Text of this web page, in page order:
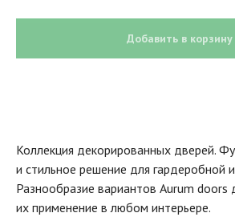
Добавить в корзину
Коллекция декорированных дверей.
и стильное решение для гардеробной
Разнообразие вариантов Aurum
их применение в любом интерьере.